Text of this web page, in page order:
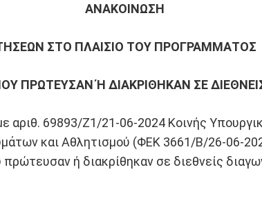
ANAKOINΩΣΗ
ΣΤΟ ΠΛΑΙΣΙΟ ΤΟΥ ΠΡΟΓΡΑΜΜΑΤΟΣ
ΠΡΩΤΕΥΣΑΝ Ή ΔΙΑΚΡΙΘΗΚΑΝ ΣΕ
αριθ. 69893/Ζ1/21-06-2024 Κοινής
και Αθλητισμού (ΦΕΚ 3661/Β/26-06-
ή διακρίθηκαν σε διεθνείς